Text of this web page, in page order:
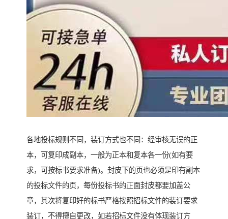
各地投标规则不同，装订方式也不同：经审核无误的正
本，可复印成副本，一般为正本和复本各一份(如有要
求，可按标书要求准备)。封皮下的页也必须是印有副本
的投标文件的页，每份投标书的正面封皮都要加盖公
章，其次将复印好的标书严格按照招标文件的装订要求
装订，不得擅自更改，如若招标文件没有体现装订方